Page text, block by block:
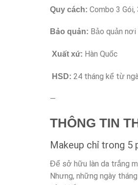
Quy cách: Combo 3
Bảo quản: Bảo quản
Xuất xứ: Hàn Quốc
HSD: 24 tháng kể từ
—
THÔNG TIN
Makeup chỉ trong 5
Để sở hữu làn da trắng
Nhưng, những ngày